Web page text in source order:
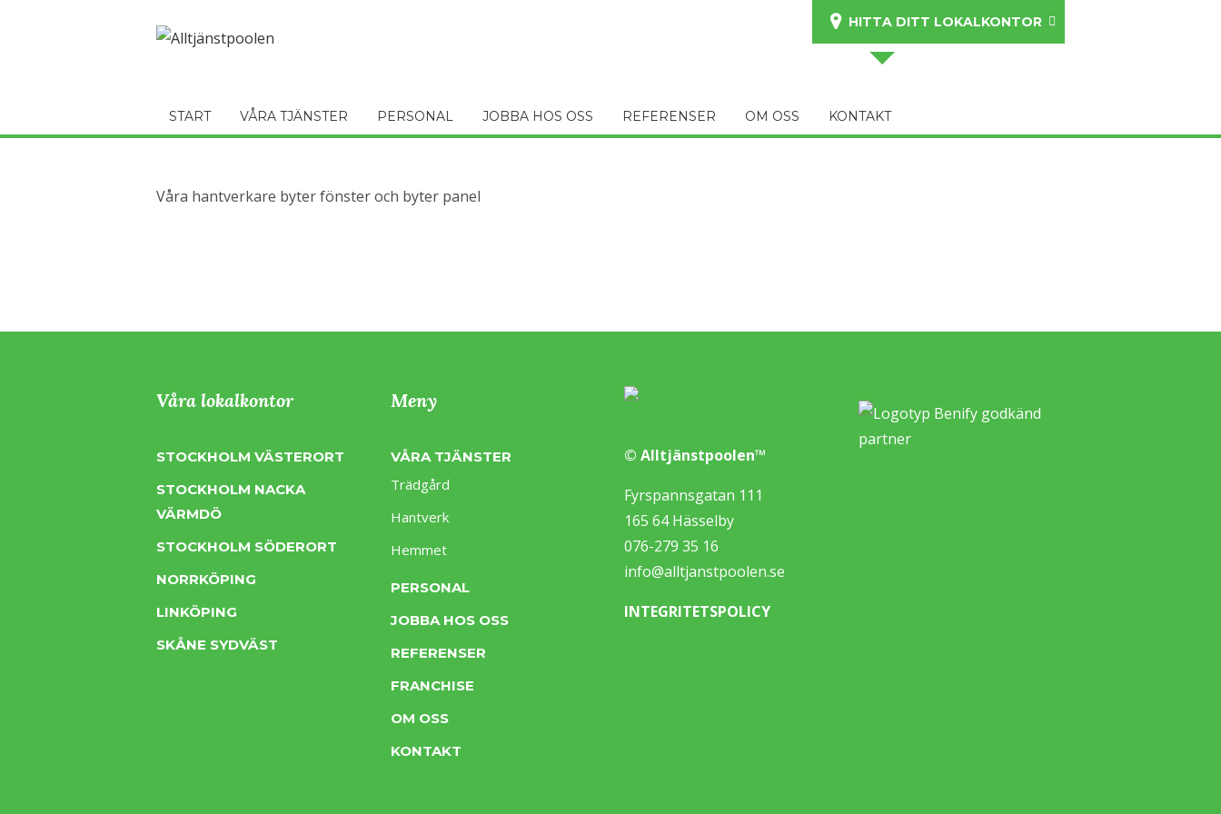
HITTA DITT LOKALKONTOR
START VÅRA TJÄNSTER PERSONAL JOBBA HOS OSS REFERENSER OM OSS KONTAKT
Våra hantverkare byter fönster och byter panel
Våra lokalkontor
STOCKHOLM VÄSTERORT
STOCKHOLM NACKA
VÄRMDÖ
STOCKHOLM SÖDERORT
NORRKÖPING
LINKÖPING
SKÅNE SYDVÄST
Meny
VÅRA TJÄNSTER
Trädgård
Hantverk
Hemmet
PERSONAL
JOBBA HOS OSS
REFERENSER
FRANCHISE
OM OSS
KONTAKT
© Alltjänstpoolen™
Fyrspannsgatan 111
165 64 Hässelby
076-279 35 16
info@alltjanstpoolen.se
INTEGRITETSPOLICY